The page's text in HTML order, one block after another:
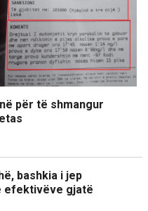
për të shmangur
bashkia i jep
efektivëve gjatë